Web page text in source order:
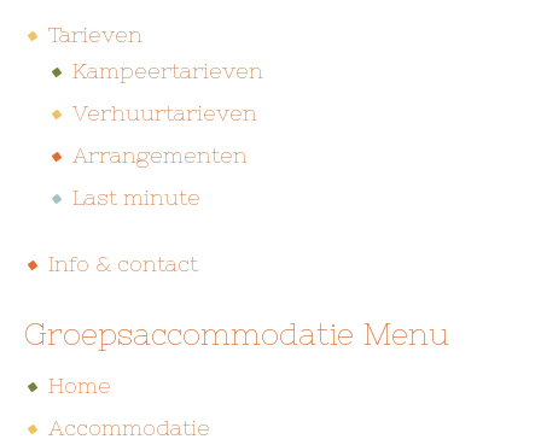
Tarieven
Kampeertarieven
Verhuurtarieven
Arrangementen
Last minute
Info & contact
Groepsaccommodatie Menu
Home
Accommodatie